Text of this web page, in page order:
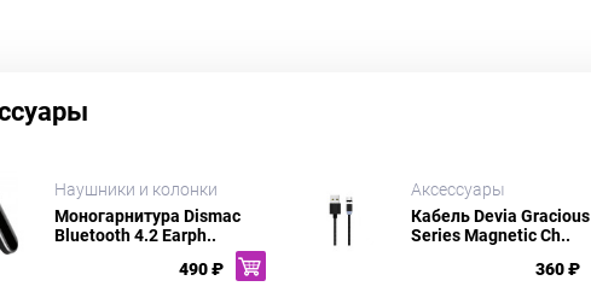
Наушники и колонки
Моногарнитура Dismac
Bluetooth 4.2 Earph..
490 ₽
Аксессуары
Кабель Devia Gracious
Series Magnetic Ch..
360 ₽